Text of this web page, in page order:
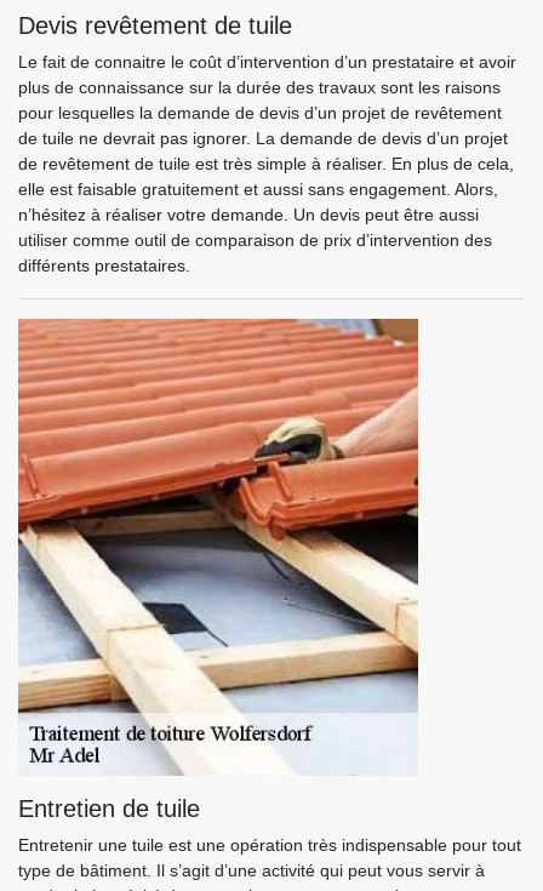
Devis revêtement de tuile
Le fait de connaitre le coût d’intervention d’un prestataire et avoir
plus de connaissance sur la durée des travaux sont les raisons
pour lesquelles la demande de devis d’un projet de revêtement
de tuile ne devrait pas ignorer. La demande de devis d’un projet
de revêtement de tuile est très simple à réaliser. En plus de cela,
elle est faisable gratuitement et aussi sans engagement. Alors,
n’hésitez à réaliser votre demande. Un devis peut être aussi
utiliser comme outil de comparaison de prix d’intervention des
différents prestataires.
Entretien de tuile
Entretenir une tuile est une opération très indispensable pour tout
type de bâtiment. Il s’agit d’une activité qui peut vous servir à